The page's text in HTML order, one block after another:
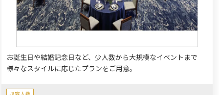
お誕生日や結婚記念日など、少人数から大規模なイベントまで
様々なスタイルに応じたプランをご用意。